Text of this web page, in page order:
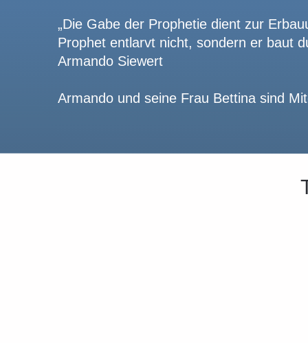
„Die Gabe der Prophetie dient zur
Prophet entlarvt nicht, sondern er baut
Armando Siewert
Armando und seine Frau Bettina sind